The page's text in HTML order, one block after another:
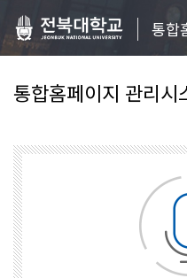
통합
통합홈페이지 관리시